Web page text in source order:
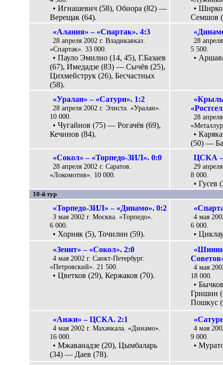
• Игнашевич (58), Обиора (82) —
Верещак (64).
• Ширко
Семшов
«Алания» – «Спартак». 4:3
28 апреля 2002 г. Владикавказ.
«Спартак». 33 000.
• Пауло Эмилио (14, 45), Г.Базаев
(67), Имедадзе (83) — Сычёв (25),
Цихмейструк (26), Бесчастных
(58).
28
5 500.
•
«Уралан» – «Сатурн». 1:2
28 апреля 2002 г. Элиста. «Уралан».
10 000.
• Чугайнов (75) — Рогачёв (69),
Кечинов (84).
28
•
(50) —
«Сокол» – «Торпедо-ЗИЛ». 0:0
28 апреля 2002 г. Саратов.
«Локомотив». 10 000.
ЦСКА –
29
8 000.
• Гусев
10-й тур
«Торпедо-ЗИЛ» – «Динамо». 0:2
3 мая 2002 г. Москва. «Торпедо».
6 000.
• Хорняк (5), Точилин (59).
4 мая
6 000.
•
«Зенит» – «Сокол». 2:0
4 мая 2002 г. Санкт-Петербург.
«Петровский». 21 500.
• Цветков (29), Кержаков (70).
4 мая
18 000.
•
Гришин
Пошкус
«Анжи» – ЦСКА. 2:1
4 мая 2002 г. Махачкала. «Динамо».
16 000.
• Мжаванадзе (20), Цымбаларь
(34) — Даев (78).
4 мая
9 000.
•